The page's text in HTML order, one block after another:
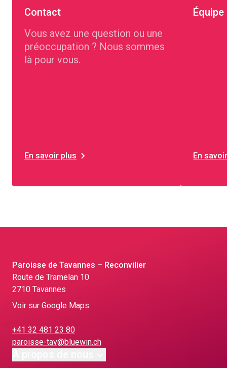
Contact
Vous avez une question ou une
préoccupation ? Nous sommes
là pour vous.
En savoir plus
Équipe
En
Paroisse de Tavannes – Reconvilier
Route de Tramelan 10
2710 Tavannes
Voir sur Google Maps
+41 32 481 23 80
paroisse-tav@bluewin.ch